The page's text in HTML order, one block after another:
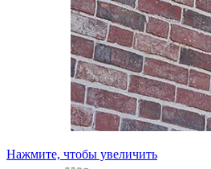
Нажмите, чтобы увеличить